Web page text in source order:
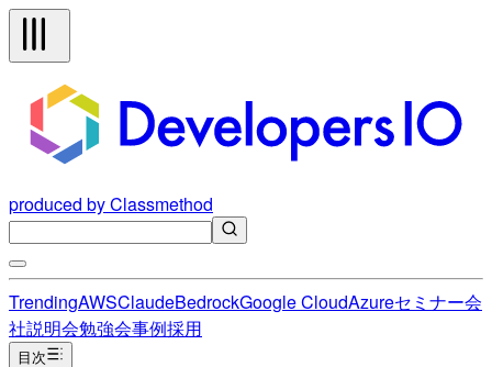
produced by Classmethod
TrendingAWSClaudeBedrockGoogle CloudAzureセミナー会
社説明会勉強会事例採用
目次